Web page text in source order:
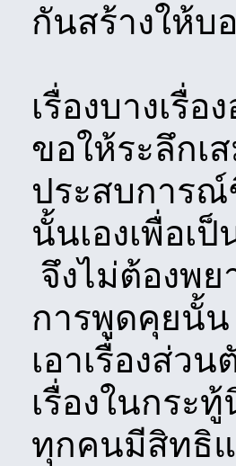
กันสร้างให้
เรื่องบางเรื่อ
ขอให้ระลึกเ
ประสบการณ์
นั้นเองเพื่อเ
จึงไม่ต้องพย
การพูดคุยนั้
เอาเรื่องส่ว
เรื่องในกระ
ทุกคนมีสิทธิ